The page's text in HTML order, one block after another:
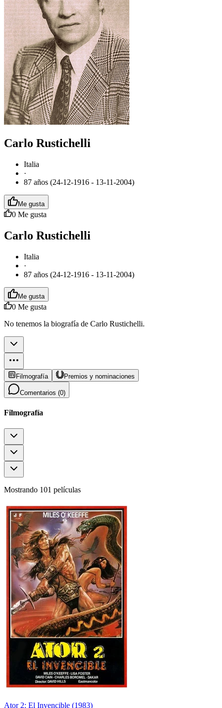
Carlo Rustichelli
Italia
·
87 años (24-12-1916 - 13-11-2004)
Me gusta
0 Me gusta
Carlo Rustichelli
Italia
·
87 años (24-12-1916 - 13-11-2004)
Me gusta
0 Me gusta
No tenemos la biografía de Carlo Rustichelli.
Filmografía Premios y nominaciones
Comentarios (0)
Filmografía
Mostrando 101 películas
Ator 2: El Invencible (1983)